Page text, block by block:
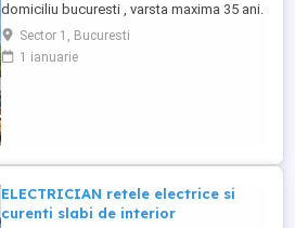
domiciliu bucuresti , varsta maxima 35 ani.
cautam seriozitate
Sector 1, Bucuresti
1 ianuarie
ELECTRICIAN retele electrice si
curenti slabi de interior